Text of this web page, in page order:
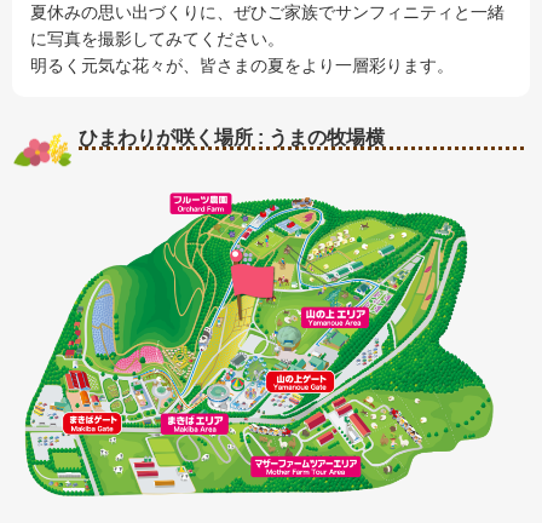
夏休みの思い出づくりに、ぜひご家族でサンフィニティと一緒
に写真を撮影してみてください。
明るく元気な花々が、皆さまの夏をより一層彩ります。
ひまわりが咲く場所 : うまの牧場横